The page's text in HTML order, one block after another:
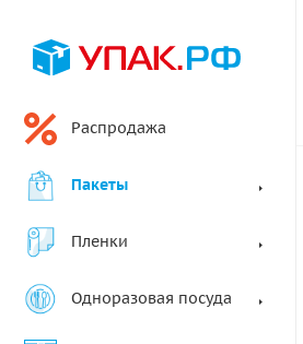
Распродажа
Пакеты
Пленки
Одноразовая посуда